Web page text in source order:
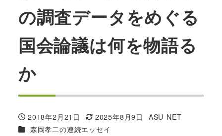
の調査データをめぐる
国会論議は何を物語る
か
投稿日
2018年2月21日
更新日
2025年8月9日
著
ASU-NET
カテゴリー
森岡孝二の連続エッセイ